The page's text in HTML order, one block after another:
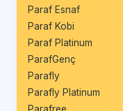
Paraf Esnaf
Paraf Kobi
Paraf Platinum
ParafGenç
Parafly
Parafly Platinum